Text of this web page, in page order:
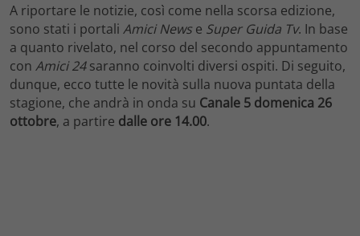
A riportare le notizie, così come nella scorsa edizione,
sono stati i portali Amici News e Super Guida Tv. In base
a quanto rivelato, nel corso del secondo appuntamento
con Amici 24saranno coinvolti diversi ospiti. Di seguito,
dunque, ecco tutte le novità sulla nuova puntata della
stagione, che andrà in onda su Canale 5 domenica 26
ottobre, a partire dalle ore 14.00.